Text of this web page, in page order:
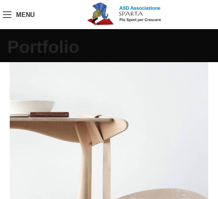
MENU
Portfolio